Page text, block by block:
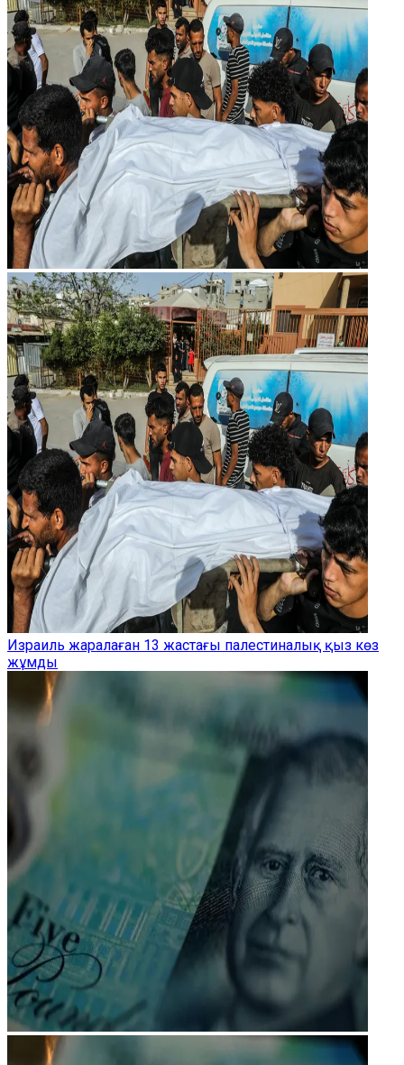
Израиль жаралаған 13 жастағы палестиналық қыз көз
жұмды